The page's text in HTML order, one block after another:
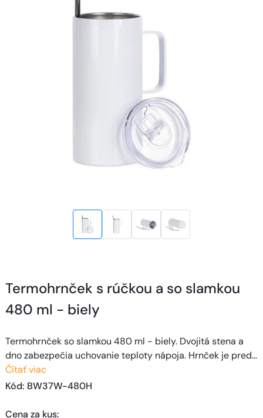
Termohrnček s rúčkou a so slamkou
480 ml - biely
Termohrnček so slamkou 480 ml - biely. Dvojitá stena a
dno zabezpečia uchovanie teploty nápoja. Hrnček je pred…
Čítať viac
Kód: BW37W-480H
Cena za kus: